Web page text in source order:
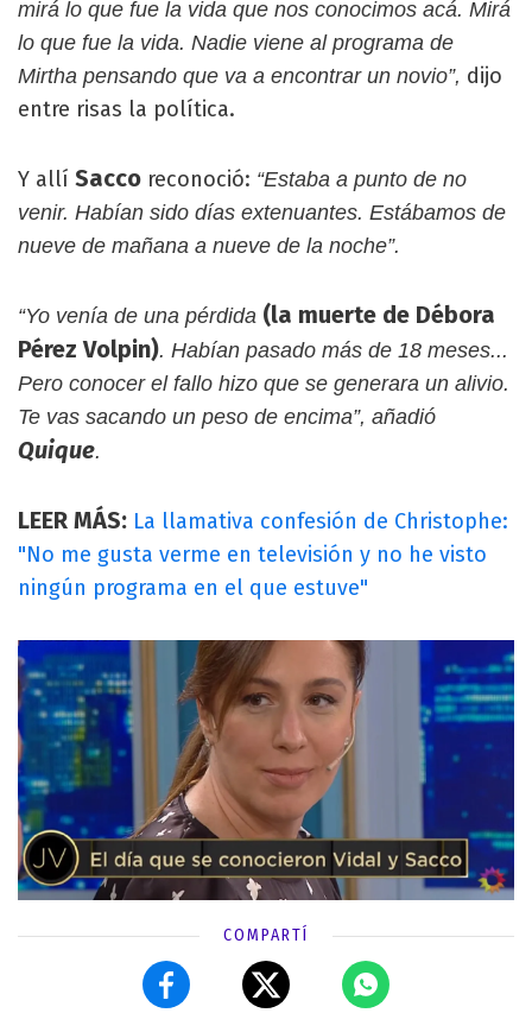
mirá lo que fue la vida que nos conocimos acá. Mirá
lo que fue la vida. Nadie viene al programa de
Mirtha pensando que va a encontrar un novio”, dijo
entre risas la política.
Y allí Sacco reconoció: “Estaba a punto de no
venir. Habían sido días extenuantes. Estábamos de
nueve de mañana a nueve de la noche”.
“Yo venía de una pérdida (la muerte de Débora
Pérez Volpin). Habían pasado más de 18 meses...
Pero conocer el fallo hizo que se generara un alivio.
Te vas sacando un peso de encima”, añadió
Quique.
LEER MÁS: La llamativa confesión de Christophe:
"No me gusta verme en televisión y no he visto
ningún programa en el que estuve"
COMPARTÍ